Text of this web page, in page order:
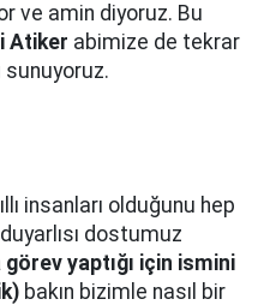
ve amin diyoruz. Bu
Atiker abimize de tekrar
sunuyoruz.
insanları olduğunu hep
dostumuz
yaptığı için ismini
bakın bizimle nasıl bir